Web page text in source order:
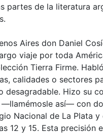
partes de la literatura
Aires don Daniel
viaje por toda
Tierra Firme.
calidades o sectores
desagradable. Hizo su
así— con
Nacional de La Plata
12 y 15. Esta